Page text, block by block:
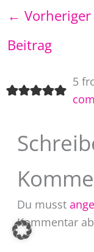
← Vorheriger
Beitrag
5
Du musst
Kommentar